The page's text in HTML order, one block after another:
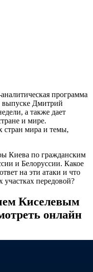
программа
выпуске Дмитрий
а также дает
и мире.
стран мира и темы,
Киева по гражданским
и Белоруссии. Какое
на эти атаки и что
участках передовой?
Киселевым
онлайн